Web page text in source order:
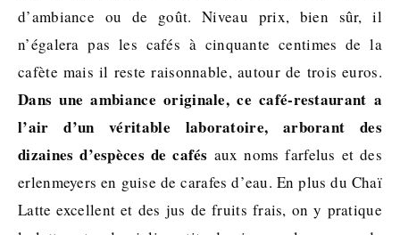
d’ambiance ou de goût. Niveau prix, bien sûr, il
n’égalera pas les cafés à cinquante centimes de la
cafète mais il reste raisonnable, autour de trois euros.
Dans une ambiance originale, ce café-restaurant a
l’air d’un véritable laboratoire, arborant des
dizaines d’espèces de cafés aux noms farfelus et des
erlenmeyers en guise de carafes d’eau. En plus du Chaï
Latte excellent et des jus de fruits frais, on y pratique